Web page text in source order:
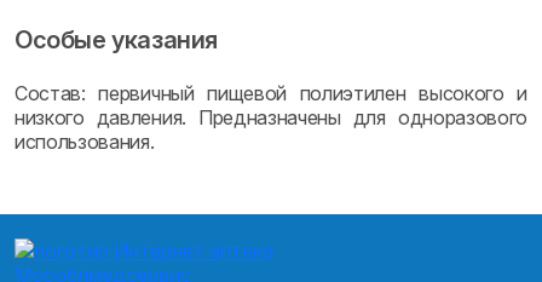
Особые указания
Состав: первичный пищевой полиэтилен высокого и
низкого давления. Предназначены для одноразового
использования.